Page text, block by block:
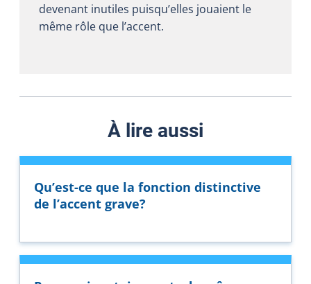
devenant inutiles puisqu’elles jouaient le
même rôle que l’accent.
À lire aussi
Qu’est-ce que la fonction distinctive
de l’accent grave?